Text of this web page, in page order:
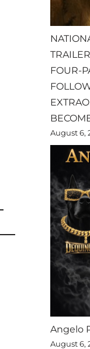
FOUR-
August 6,
Angelo
August 6,